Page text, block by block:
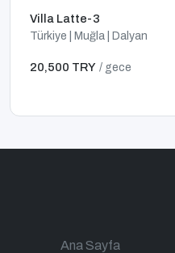
Villa Latte-3
Türkiye | Muğla | Dalyan
20,500 TRY / gece
Ana Sayfa